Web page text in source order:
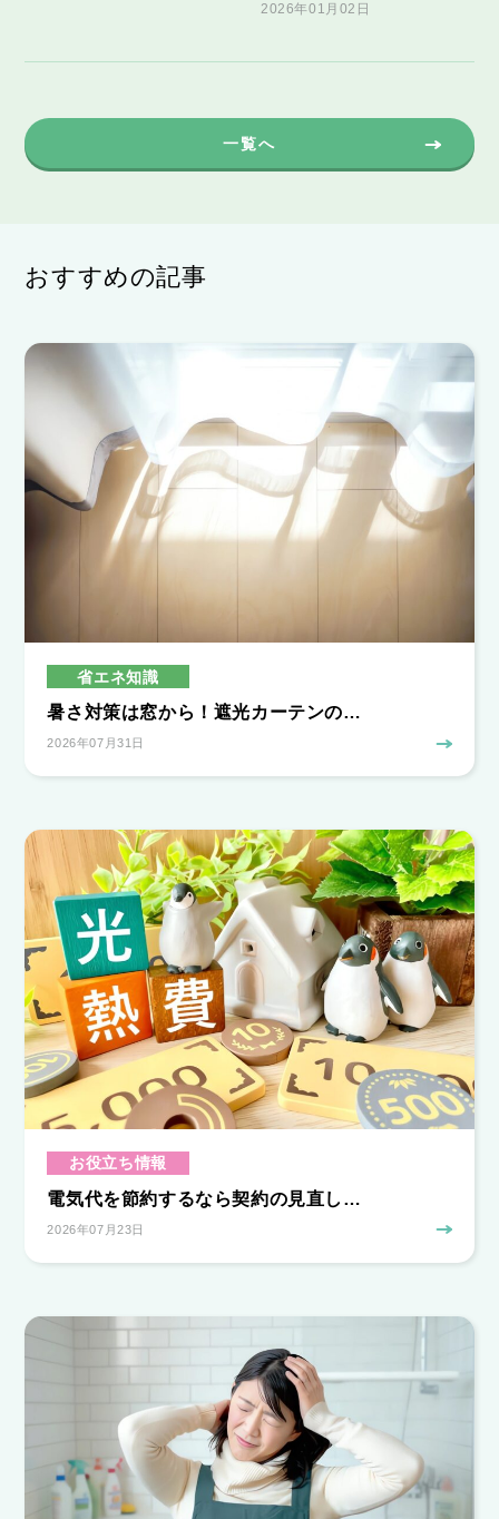
2026年01月02日
一覧へ
おすすめの記事
省エネ知識
暑さ対策は窓から！遮光カーテンの…
2026年07月31日
お役立ち情報
電気代を節約するなら契約の見直し…
2026年07月23日